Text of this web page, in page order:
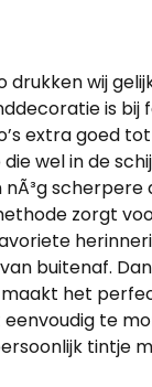
drukken wij
is bij
extra goed
wel in de
zorgt
buitenaf.
maakt het
eenvoudig te
tintje